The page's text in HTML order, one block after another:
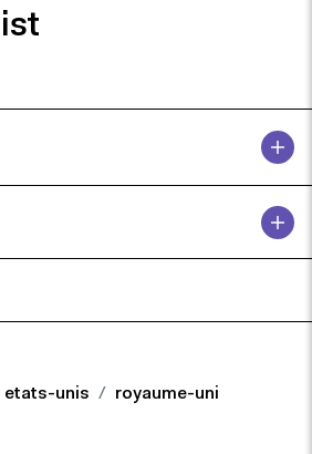
etats-unis
royaume-uni